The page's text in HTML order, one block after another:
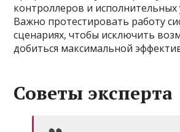
контроллеров и исполнительных
Важно протестировать работу
сценариях, чтобы исключить
добиться максимальной
Советы эксперта